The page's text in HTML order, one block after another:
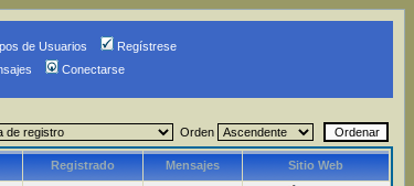
de Usuarios
Regístrese
Conectarse
Orden
Registrado Mensajes Sitio Web